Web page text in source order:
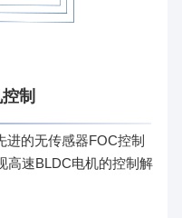
制
的无传感器FOC控制
高速BLDC电机的控制解